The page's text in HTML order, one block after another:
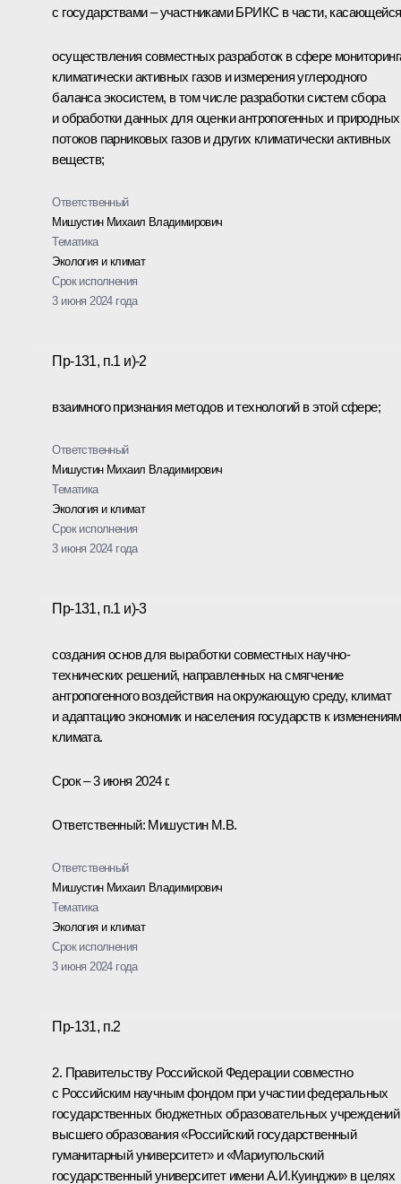
с государствами – участниками БРИКС в части,
осуществления совместных разработок в сфере
климатически активных газов и измерения углеродного
баланса экосистем, в том числе разработки систем сбора
и обработки данных для оценки антропогенных и природных
потоков парниковых газов и других климатически активных
веществ;
Ответственный
Мишустин Михаил Владимирович
Тематика
Экология и климат
Срок исполнения
3 июня 2024 года
Пр-131, п.1 и)-2
взаимного признания методов и технологий в этой сфере;
Ответственный
Мишустин Михаил Владимирович
Тематика
Экология и климат
Срок исполнения
3 июня 2024 года
Пр-131, п.1 и)-3
создания основ для выработки совместных научно-
технических решений, направленных на смягчение
антропогенного воздействия на окружающую среду, климат
и адаптацию экономик и населения государств к изменениям
климата.
Срок – 3 июня 2024 г.
Ответственный: Мишустин М.В.
Ответственный
Мишустин Михаил Владимирович
Тематика
Экология и климат
Срок исполнения
3 июня 2024 года
Пр-131, п.2
2. Правительству Российской Федерации совместно
с Российским научным фондом при участии федеральных
государственных бюджетных образовательных учреждений
высшего образования «Российский государственный
гуманитарный университет» и «Мариупольский
государственный университет имени А.И.Куинджи» в целях